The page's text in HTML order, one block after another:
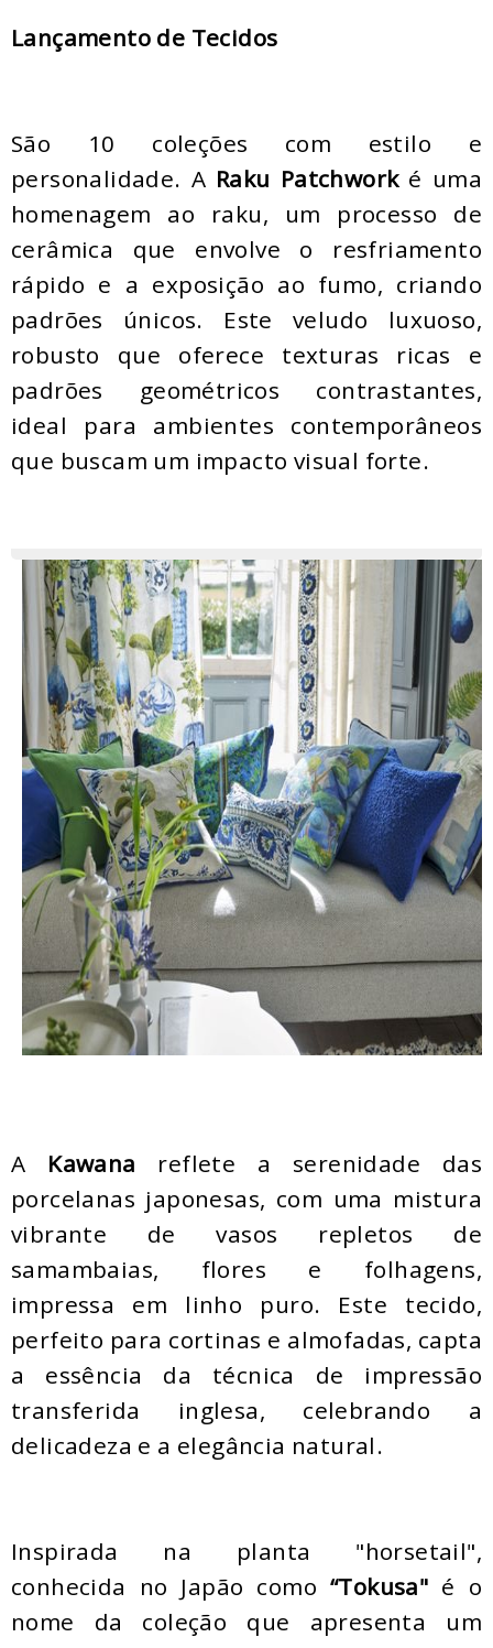
Lançamento de Tecidos
São 10 coleções com estilo e
personalidade. A Raku Patchworké uma
homenagem ao raku, um processo de
cerâmica que envolve o resfriamento
rápido e a exposição ao fumo, criando
padrões únicos. Este veludo luxuoso,
robusto que oferece texturas ricas e
padrões geométricos contrastantes,
ideal para ambientes contemporâneos
que buscam um impacto visual forte.
A Kawana reflete a serenidade das
porcelanas japonesas, com uma mistura
vibrante de vasos repletos de
samambaias, flores e folhagens,
impressa em linho puro. Este tecido,
perfeito para cortinas e almofadas, capta
a essência da técnica de impressão
transferida inglesa, celebrando a
delicadeza e a elegância natural.
Inspirada na planta "horsetail",
conhecida no Japão como “Tokusa" é o
nome da coleção que apresenta um